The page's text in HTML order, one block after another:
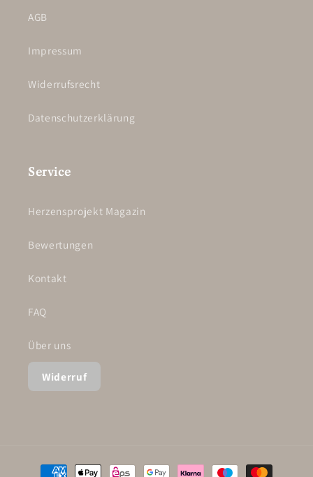
AGB
Impressum
Widerrufsrecht
Datenschutzerklärung
Service
Herzensprojekt Magazin
Bewertungen
Kontakt
FAQ
Über uns
Widerruf
Zahlungsmethoden